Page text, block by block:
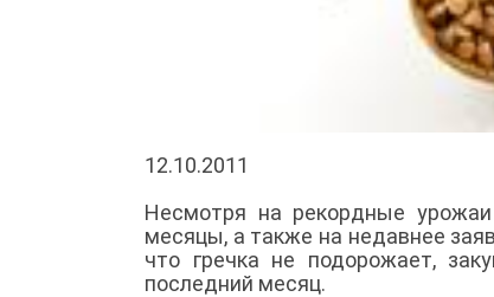
12.10.2011
Несмотря на рекордные
месяцы, а также на недавнее
что гречка не подорожает,
последний месяц.